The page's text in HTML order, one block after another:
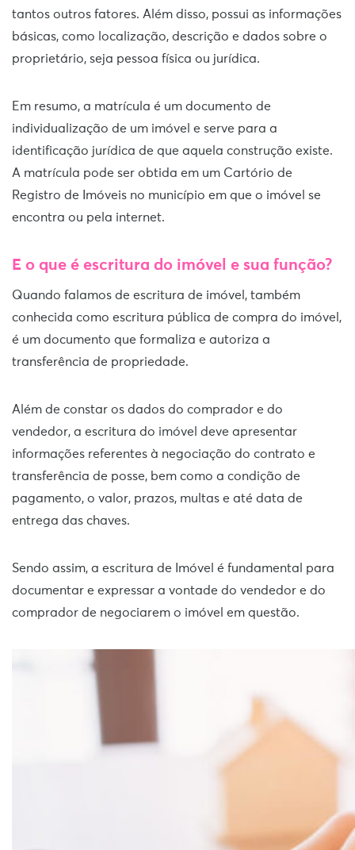
tantos outros fatores. Além disso, possui as informações
básicas, como localização, descrição e dados sobre o
proprietário, seja pessoa física ou jurídica.
Em resumo, a matrícula é um documento de
individualização de um imóvel e serve para a
identificação jurídica de que aquela construção existe.
A matrícula pode ser obtida em um Cartório de
Registro de Imóveis no município em que o imóvel se
encontra ou pela internet.
E o que é escritura do imóvel e sua função?
Quando falamos de escritura de imóvel, também
conhecida como escritura pública de compra do imóvel,
é um documento que formaliza e autoriza a
transferência de propriedade.
Além de constar os dados do comprador e do
vendedor, a escritura do imóvel deve apresentar
informações referentes à negociação do contrato e
transferência de posse, bem como a condição de
pagamento, o valor, prazos, multas e até data de
entrega das chaves.
Sendo assim, a escritura de Imóvel é fundamental para
documentar e expressar a vontade do vendedor e do
comprador de negociarem o imóvel em questão.